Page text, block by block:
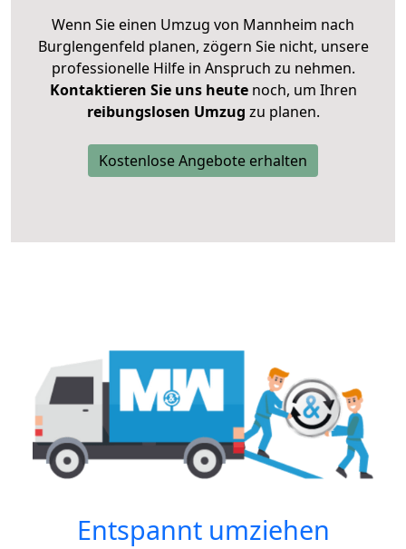
Wenn Sie einen Umzug von Mannheim nach
Burglengenfeld planen, zögern Sie nicht, unsere
professionelle Hilfe in Anspruch zu nehmen.
Kontaktieren Sie uns heutenoch, um Ihren
reibungslosen Umzug zu planen.
Kostenlose Angebote erhalten
Entspannt umziehen